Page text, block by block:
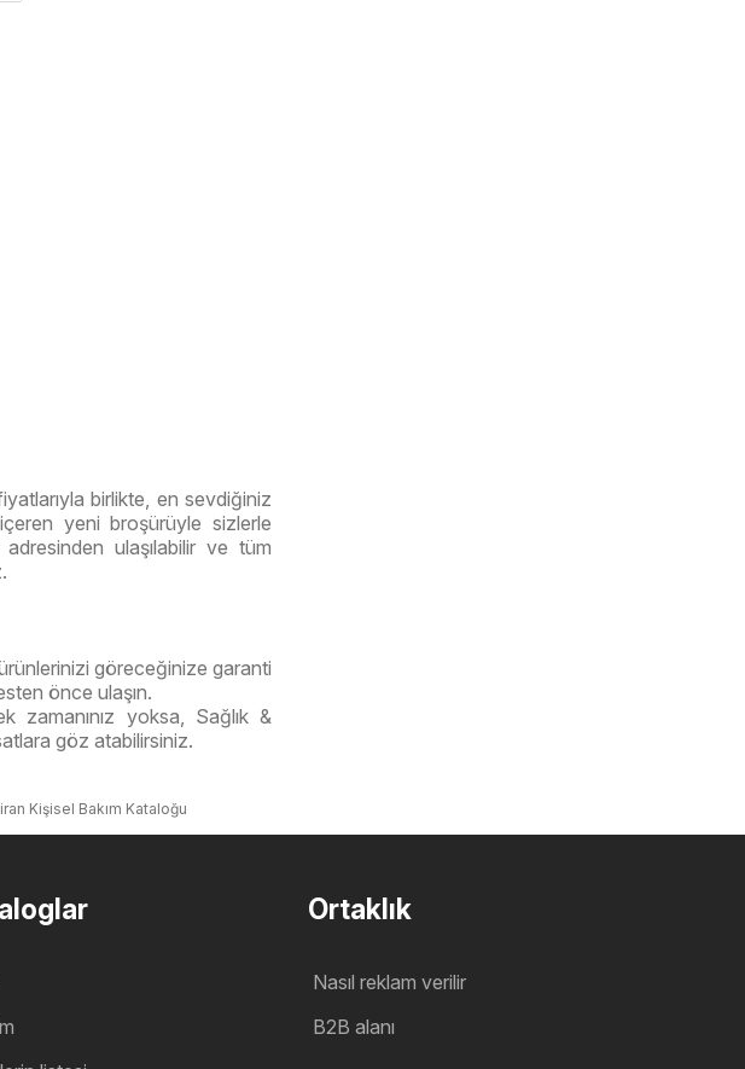
birlikte, en sevdiğiniz
yeni broşürüyle sizlerle
ulaşılabilir ve tüm
göreceğinize garanti
önce ulaşın.
zamanınız yoksa, Sağlık &
göz atabilirsiniz.
Kişisel Bakım Kataloğu
Ortaklık
Nasıl reklam verilir
B2B alanı